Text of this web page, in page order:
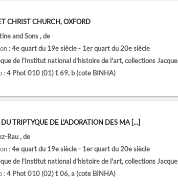
CHRIST CHURCH, OXFORD
and Sons, de
:4e quart du 19e siècle - 1er quart du 20e siècle
de l'Institut national d'histoire de l'art, collections Jacques Doucet (Paris)
:4 Phot 010 (01) f. 69, b(cote BINHA)
TRIPTYQUE DE L'ADORATION DES MA [...]
Rau, de
:4e quart du 19e siècle - 1er quart du 20e siècle
de l'Institut national d'histoire de l'art, collections Jacques Doucet (Paris)
:4 Phot 010 (02) f. 06, a (cote BINHA)